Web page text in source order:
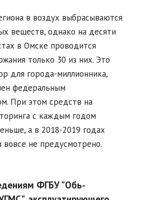
в воздух выбрасываются
веществ, однако на десяти
в Омске проводится
только 30 из них. Это
для города-миллионника,
федеральным
При этом средств на
с каждым годом
а в 2018-2019 годах
вовсе не предусмотрено.
ФГБУ "Обь-